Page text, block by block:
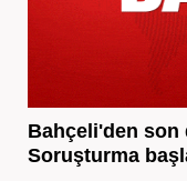
Bahçeli'den son
Soruşturma